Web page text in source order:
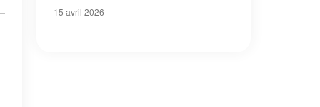
15 avril 2026